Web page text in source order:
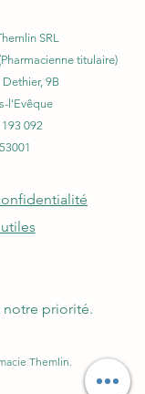
SRL
titulaire)
9B
l'Evêque
092
notre priorité.
Themlin.